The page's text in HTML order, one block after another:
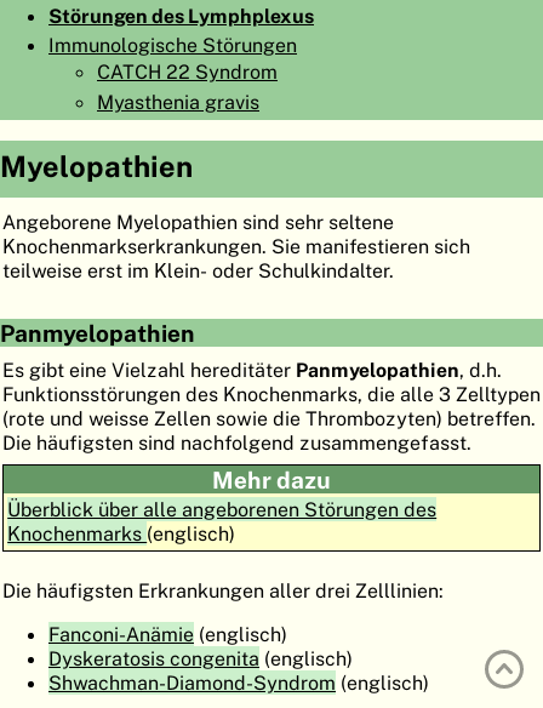
ORGANOGENESE
ATLASEMBRYOLOGY
SUCHEN
FR
EN
Störungen des Lymphplexus
Immunologische Störungen
CATCH 22 Syndrom
Myasthenia gravis
Myelopathien
Angeborene Myelopathien sind sehr seltene
Knochenmarkserkrankungen. Sie manifestieren sich
teilweise erst im Klein- oder Schulkindalter.
Panmyelopathien
Es gibt eine Vielzahl hereditäter Panmyelopathien, d.h.
Funktionsstörungen des Knochenmarks, die alle 3 Zelltypen
(rote und weisse Zellen sowie die Thrombozyten) betreffen.
Die häufigsten sind nachfolgend zusammengefasst.
Mehr dazu
Überblick über alle angeborenen Störungen des
Knochenmarks (englisch)
Die häufigsten Erkrankungen aller drei Zelllinien:
Fanconi-Anämie (englisch)
Dyskeratosis congenita (englisch)
Shwachman-Diamond-Syndrom (englisch)